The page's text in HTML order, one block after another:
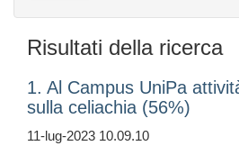
Risultati della ricerca
1. Al Campus UniPa
sulla celiachia (56%)
11-lug-2023 10.09.10